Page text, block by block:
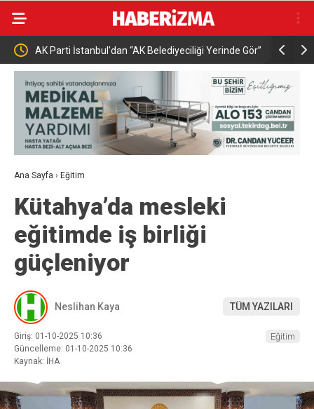
AK Parti İstanbul’dan “AK Belediyeciliği Yerinde Gör”
programı
Ana Sayfa › Eğitim
Kütahya’da mesleki
eğitimde iş birliği
güçleniyor
Neslihan Kaya TÜM YAZILARI
Giriş: 01-10-2025 10:36
Güncelleme: 01-10-2025 10:36
Kaynak: İHA
Eğitim